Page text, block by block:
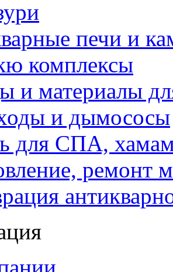
печи и
комплексы
и материалы
и дымососы
для СПА,
ремонт